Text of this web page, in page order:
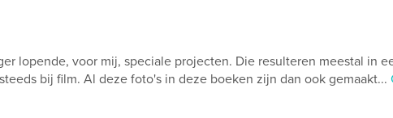
lopende, voor mij, speciale projecten. Die resulteren meestal in
bij film. Al deze foto's in deze boeken zijn dan ook gemaakt...